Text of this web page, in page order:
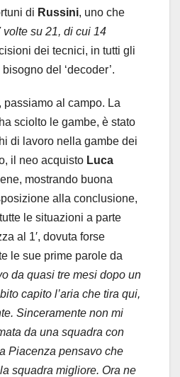
di Russini, uno che
volte su 21, di cui 14
dei tecnici, in tutti gli
del ‘decoder’.
al campo. La
ha sciolto le gambe, è stato
di lavoro nella gambe dei
il neo acquisto Luca
mostrando buona
alla conclusione,
le situazioni a parte
al 1′, dovuta forse
le sue prime parole da
da quasi tre mesi dopo un
capito l’aria che tira qui,
Sinceramente non mi
da una squadra con
Piacenza pensavo che
squadra migliore. Ora ne